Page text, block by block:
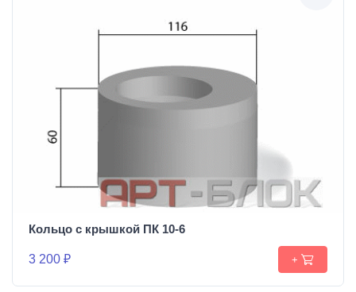
Кольцо с крышкой ПК 10-6
3 200 ₽ +